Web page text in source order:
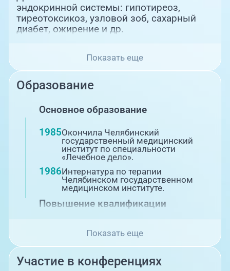
эндокринной системы: гипотиреоз,
тиреотоксикоз, узловой зоб, сахарный
диабет, ожирение и др.
Показать еще
Образование
Основное образование
1985Окончила Челябинский
государственный медицинский
институт по специальности
«Лечебное дело».
1986Интернатура по терапии
Челябинском государственном
медицинском институте.
Повышение квалификации
эндокринологии», г.Минск.
1992«Клинические аспекты
радиационной медицины и
формирование здоровья
Показать еще
Участие в конференциях